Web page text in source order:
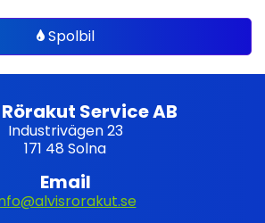
Spolbil
Service AB
Industrivägen 23
171 48 Solna
Email